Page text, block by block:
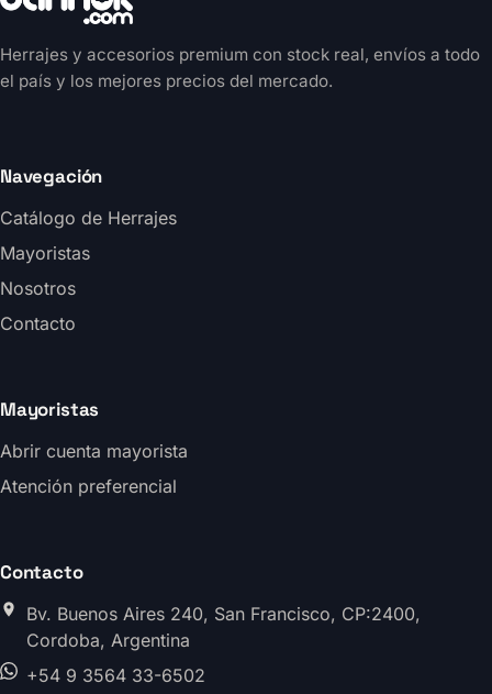
Herrajes y accesorios premium con stock real, envíos a todo
el país y los mejores precios del mercado.
Navegación
Catálogo de Herrajes
Mayoristas
Nosotros
Contacto
Mayoristas
Abrir cuenta mayorista
Atención preferencial
Contacto
Bv. Buenos Aires 240, San Francisco, CP:2400,
Cordoba, Argentina
+54 9 3564 33-6502